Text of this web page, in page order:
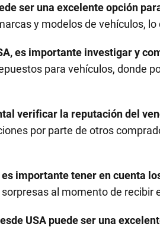
ser una excelente opción
y modelos de vehículos,
es importante investigar y
para vehículos, donde
verificar la reputación del
por parte de otros
importante tener en cuenta
al momento de recibir
USA puede ser una